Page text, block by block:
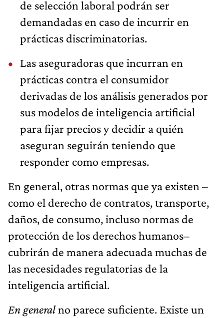
de selección laboral podrán ser
demandadas en caso de incurrir en
prácticas discriminatorias.
Las aseguradoras que incurran en
prácticas contra el consumidor
derivadas de los análisis generados por
sus modelos de inteligencia artificial
para fijar precios y decidir a quién
aseguran seguirán teniendo que
responder como empresas.
En general, otras normas que ya existen –
como el derecho de contratos, transporte,
daños, de consumo, incluso normas de
protección de los derechos humanos–
cubrirán de manera adecuada muchas de
las necesidades regulatorias de la
inteligencia artificial.
En generalno parece suficiente. Existe un